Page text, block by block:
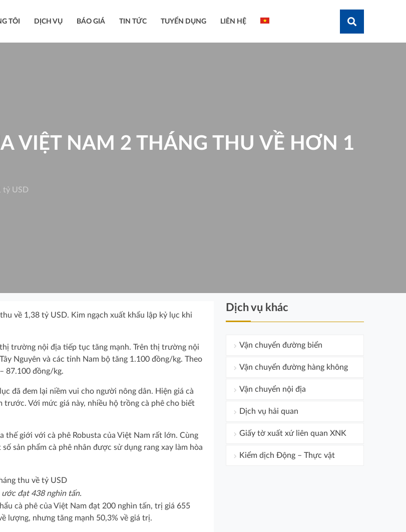
TÔI DỊCH VỤ BÁO GIÁ TIN TỨC TUYỂN DỤNG LIÊN HỆ
VIỆT NAM 2 THÁNG THU VỀ HƠN 1
tỷ USD
về 1,38 tỷ USD. Kim ngạch xuất khẩu lập kỷ lục khi
trường nội địa tiếp tục tăng mạnh. Trên thị trường nội
Nguyên và các tỉnh Nam bộ tăng 1.100 đồng/kg. Theo
87.100 đồng/kg.
đã đem lại niềm vui cho người nông dân. Hiện giá cà
Với mức giá này, nhiều hộ trồng cà phê cho biết
thế giới với cà phê Robusta của Việt Nam rất lớn. Cùng
sản phẩm cà phê nhân được sử dụng rang xay làm hòa
ước đạt 438 nghìn tấn.
cà phê của Việt Nam đạt 200 nghìn tấn, trị giá 655
lượng, nhưng tăng mạnh 50,3% về giá trị.
Dịch vụ khác
Vận chuyển đường biển
Vận chuyển đường hàng không
Vận chuyển nội địa
Dịch vụ hải quan
Giấy tờ xuất xứ liên quan XNK
Kiểm dịch Động – Thực vật